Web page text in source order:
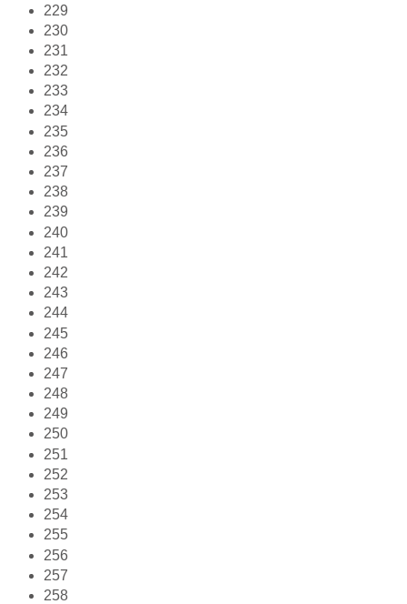
229
230
231
232
233
234
235
236
237
238
239
240
241
242
243
244
245
246
247
248
249
250
251
252
253
254
255
256
257
258